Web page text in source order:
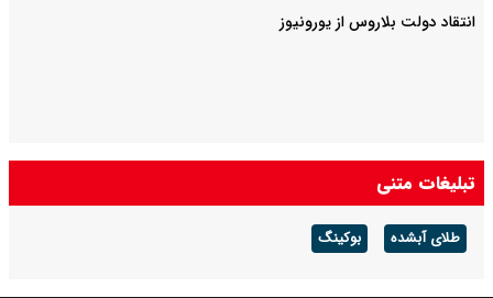
انتقاد دولت بلاروس از یورونیوز
تبلیغات متنی
طلای آبشده بوکینگ